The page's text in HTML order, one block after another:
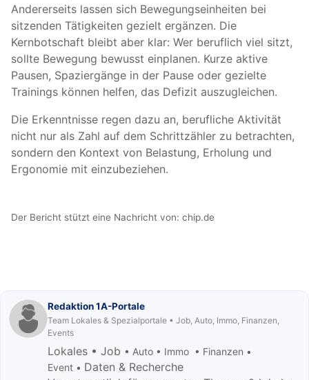
Andererseits lassen sich Bewegungseinheiten bei
sitzenden Tätigkeiten gezielt ergänzen. Die
Kernbotschaft bleibt aber klar: Wer beruflich viel sitzt,
sollte Bewegung bewusst einplanen. Kurze aktive
Pausen, Spaziergänge in der Pause oder gezielte
Trainings können helfen, das Defizit auszugleichen.
Die Erkenntnisse regen dazu an, berufliche Aktivität
nicht nur als Zahl auf dem Schrittzähler zu betrachten,
sondern den Kontext von Belastung, Erholung und
Ergonomie mit einzubeziehen.
Der Bericht stützt eine Nachricht von: chip.de
Redaktion 1A-Portale
Team Lokales & Spezialportale • Job, Auto, Immo, Finanzen,
Events
Lokales • Job • Auto • Immo • Finanzen •
Event • Daten & Recherche